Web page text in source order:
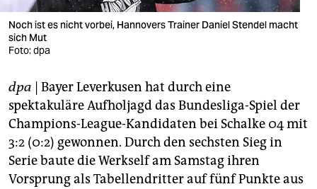
verlag
verlag
shop
fragen & hilfe
unterstützen
abo
Noch ist es nicht vorbei, Hannovers Trainer Daniel Stendel macht
sich Mut
Foto: dpa
dpa | Bayer Leverkusen hat durch eine
spektakuläre Aufholjagd das Bundesliga-Spiel der
Champions-League-Kandidaten bei Schalke 04 mit
3:2 (0:2) gewonnen. Durch den sechsten Sieg in
Serie baute die Werkself am Samstag ihren
Vorsprung als Tabellendritter auf fünf Punkte aus